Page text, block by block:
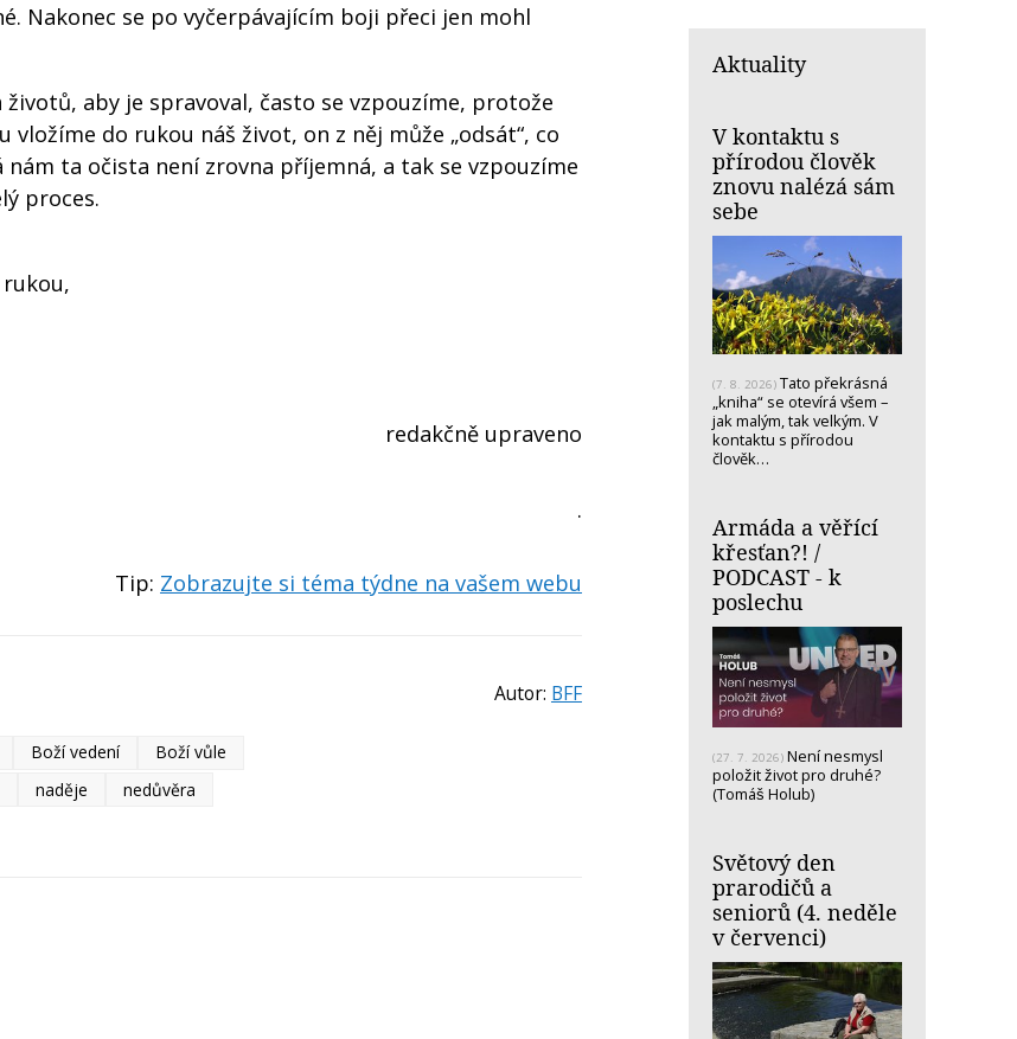
Nakonec se po vyčerpávajícím boji přeci jen mohl
aby je spravoval, často se vzpouzíme, protože
do rukou náš život, on z něj může „odsát“, co
ta očista není zrovna příjemná, a tak se vzpouzíme
proces.
redakčně upraveno
.
Tip: Zobrazujte si téma týdne na vašem webu
Autor: BFF
Boží vedení
Boží vůle
naděje
nedůvěra
Aktuality
V kontaktu s
přírodou člověk
znovu nalézá sám
sebe
(7. 8. 2026) Tato překrásná
„kniha“ se otevírá všem –
jak malým, tak velkým. V
kontaktu s přírodou
člověk…
Armáda a věřící
křesťan?! /
PODCAST - k
poslechu
(27. 7. 2026) Není nesmysl
položit život pro druhé?
(Tomáš Holub)
Světový den
prarodičů a
seniorů (4. neděle
v červenci)